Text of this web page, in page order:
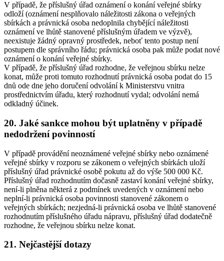
V případě, že příslušný úřad oznámení o konání veřejné sbírky
odloží (oznámení nesplňovalo náležitosti zákona o veřejných
sbírkách a právnická osoba nedoplnila chybějící náležitosti
oznámení ve lhůtě stanovené příslušným úřadem ve výzvě),
neexistuje žádný opravný prostředek, neboť tento postup není
postupem dle správního řádu; právnická osoba pak může podat nové
oznámení o konání veřejné sbírky.
V případě, že příslušný úřad rozhodne, že veřejnou sbírku nelze
konat, může proti tomuto rozhodnutí právnická osoba podat do 15
dnů ode dne jeho doručení odvolání k Ministerstvu vnitra
prostřednictvím úřadu, který rozhodnutí vydal; odvolání nemá
odkladný účinek.
20. Jaké sankce mohou být uplatněny v případě
nedodržení povinností
V případě provádění neoznámené veřejné sbírky nebo oznámené
veřejné sbírky v rozporu se zákonem o veřejných sbírkách uloží
příslušný úřad právnické osobě pokutu až do výše 500 000 Kč.
Příslušný úřad rozhodnutím dočasně zastaví konání veřejné sbírky,
není-li plněna některá z podmínek uvedených v oznámení nebo
neplní-li právnická osoba povinnosti stanovené zákonem o
veřejných sbírkách; nezjedná-li právnická osoba ve lhůtě stanovené
rozhodnutím příslušného úřadu nápravu, příslušný úřad dodatečně
rozhodne, že veřejnou sbírku nelze konat.
21. Nejčastější dotazy